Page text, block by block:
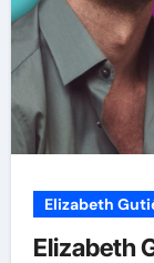
Elizabeth
Elizabeth